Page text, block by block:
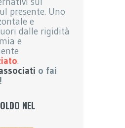
presente. Uno
e
dalle rigidità
e
.
o fai
!
NEL